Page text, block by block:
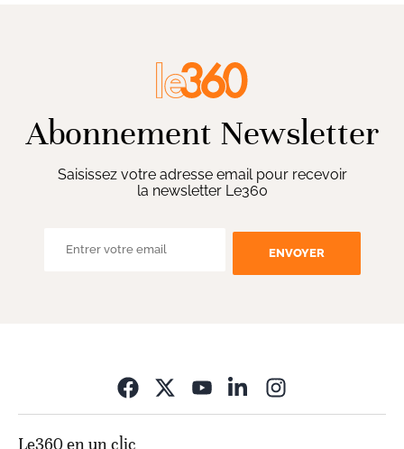
Abonnement Newsletter
Saisissez votre adresse email pour recevoir
la newsletter Le360
ENVOYER
Le360 en un clic